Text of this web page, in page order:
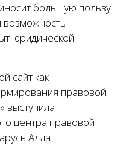
большую пользу
юридической
сайт как
правовой
выступила
центра правовой
Алла